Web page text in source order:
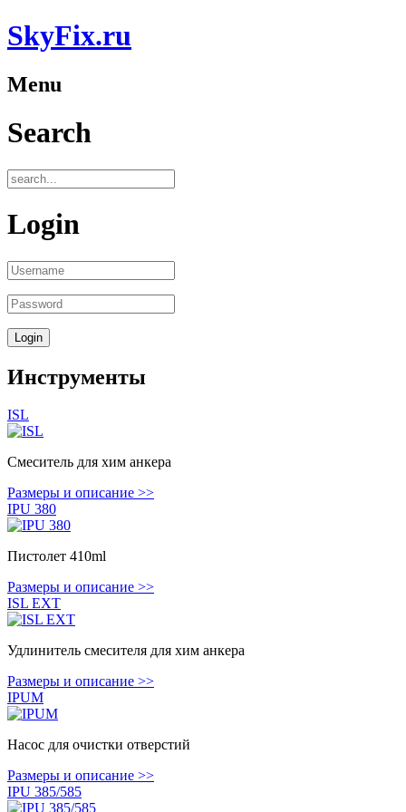
SkyFix.ru
Menu
Search
Login
Инструменты
ISL
Смеситель для хим анкера
Размеры и описание >>
IPU 380
Пистолет 410ml
Размеры и описание >>
ISL EXT
Удлинитель смесителя для хим анкера
Размеры и описание >>
IPUM
Насос для очистки отверстий
Размеры и описание >>
IPU 385/585